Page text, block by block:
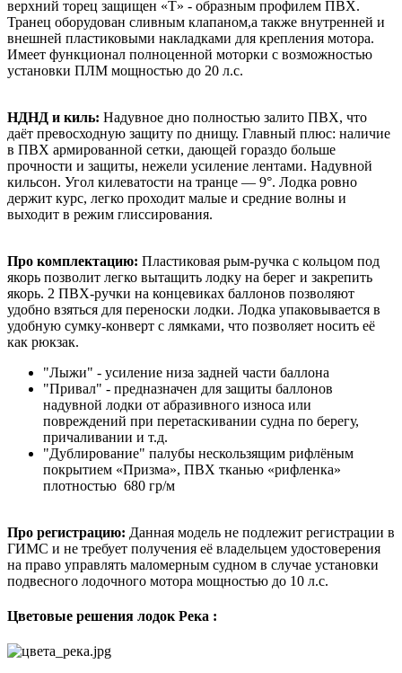
верхний торец защищен «Т» - образным профилем ПВХ.
Транец оборудован сливным клапаном,а также внутренней и
внешней пластиковыми накладками для крепления мотора.
Имеет функционал полноценной моторки с возможностью
установки ПЛМ мощностью до 20 л.с.
НДНД и киль: Надувное дно полностью залито ПВХ, что
даёт превосходную защиту по днищу. Главный плюс: наличие
в ПВХ армированной сетки, дающей гораздо больше
прочности и защиты, нежели усиление лентами. Надувной
кильсон. Угол килеватости на транце — 9°. Лодка ровно
держит курс, легко проходит малые и средние волны и
выходит в режим глиссирования.
Про комплектацию: Пластиковая рым-ручка с кольцом под
якорь позволит легко вытащить лодку на берег и закрепить
якорь. 2 ПВХ-ручки на концевиках баллонов позволяют
удобно взяться для переноски лодки. Лодка упаковывается в
удобную сумку-конверт с лямками, что позволяет носить её
как рюкзак.
"Лыжи" - усиление низа задней части баллона
"Привал" - предназначен для защиты баллонов
надувной лодки от абразивного износа или
повреждений при перетаскивании судна по берегу,
причаливании и т.д.
"Дублирование" палубы нескользящим рифлёным
покрытием «Призма», ПВХ тканью «рифленка»
плотностью 680 гр/м
Про регистрацию: Данная модель не подлежит регистрации в
ГИМС и не требует получения её владельцем удостоверения
на право управлять маломерным судном в случае установки
подвесного лодочного мотора мощностью до 10 л.с.
Цветовые решения лодок Река :